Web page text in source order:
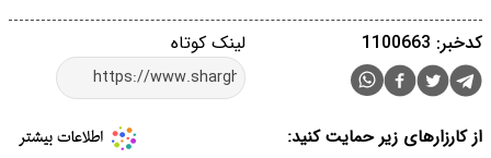
لینک کوتاه کدخبر: 1100663
از کارزارهای زیر حمایت کنید: